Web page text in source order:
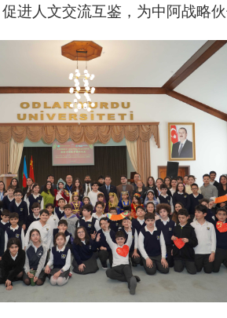
进人文交流互鉴，为中阿战略